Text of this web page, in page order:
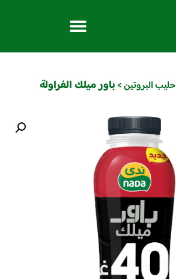
حليب البروتين>باور ميلك الفراولة